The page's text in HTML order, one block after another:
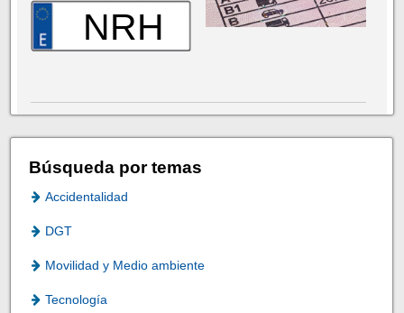
NRH
Búsqueda por temas
Accidentalidad
DGT
Movilidad y Medio ambiente
Tecnología